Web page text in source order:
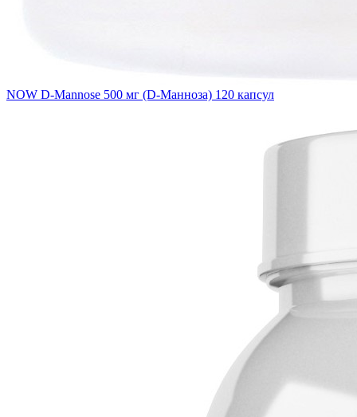
NOW D-Mannose 500 мг (D-Манноза) 120 капсул